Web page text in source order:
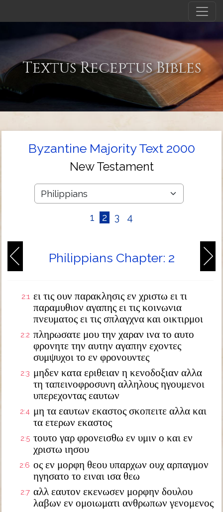
Textus Receptus Bibles
Byzantine Majority Text 2000
New Testament
1 2 3 4
Philippians Chapter: 2
2:1 ει τις ουν παρακλησις εν χριστω ει τι
παραμυθιον αγαπης ει τις κοινωνια
πνευματος ει τις σπλαγχνα και οικτιρμοι
2:2 πληρωσατε μου την χαραν ινα το αυτο
φρονητε την αυτην αγαπην εχοντες
συμψυχοι το εν φρονουντες
2:3 μηδεν κατα εριθειαν η κενοδοξιαν αλλα
τη ταπεινοφροσυνη αλληλους ηγουμενοι
υπερεχοντας εαυτων
2:4 μη τα εαυτων εκαστος σκοπειτε αλλα και
τα ετερων εκαστος
2:5 τουτο γαρ φρονεισθω εν υμιν ο και εν
χριστω ιησου
2:6 ος εν μορφη θεου υπαρχων ουχ αρπαγμον
ηγησατο το ειναι ισα θεω
2:7 αλλ εαυτον εκενωσεν μορφην δουλου
λαβων εν ομοιωματι ανθρωπων γενομενος